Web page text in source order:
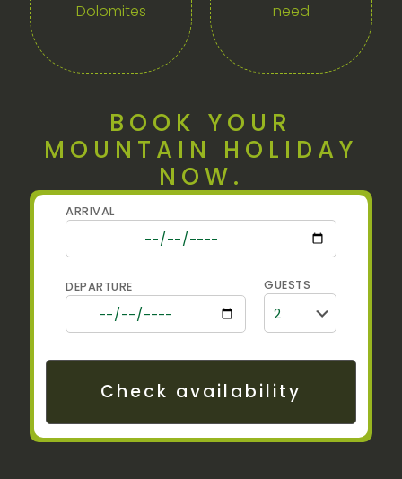
Dolomites
need
BOOK YOUR
MOUNTAIN HOLIDAY
NOW.
ARRIVAL
DEPARTURE GUESTS